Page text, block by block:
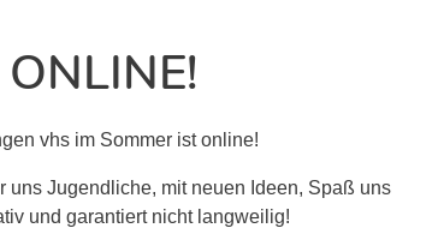
vhs im Sommer ist online!
uns Jugendliche, mit neuen Ideen, Spaß uns
und garantiert nicht langweilig!